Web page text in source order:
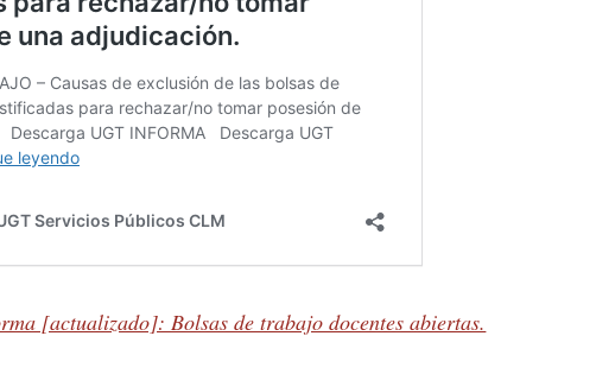
[actualizado]: Bolsas de trabajo docentes abiertas.